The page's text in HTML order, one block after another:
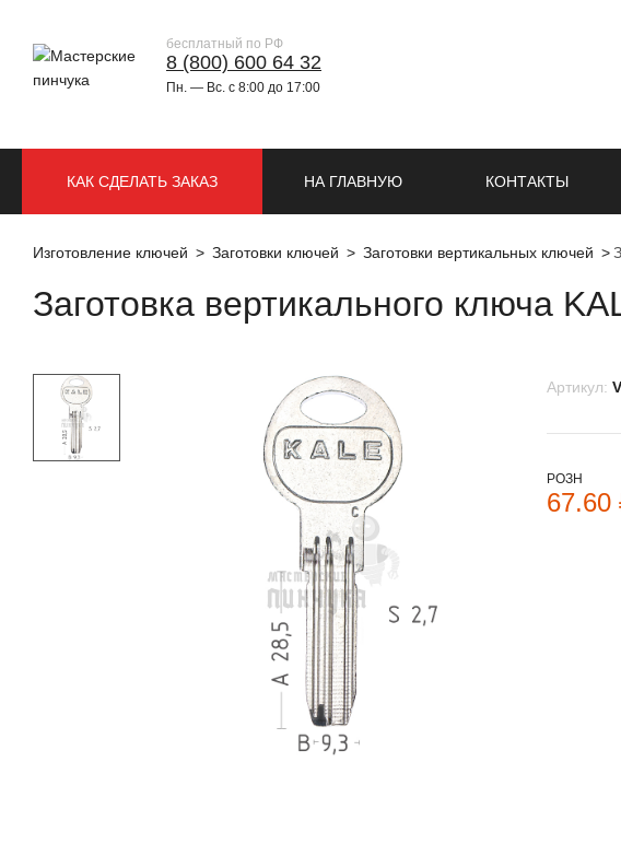
бесплатный по РФ
8 (800) 600 64 32
Пн. — Вс. с 8:00 до 17:00
НА ГЛАВНУЮ КОНТАКТЫ
КАК СДЕЛАТЬ ЗАКАЗ
Изготовление ключей Заготовки ключей Заготовки вертикальных ключей
Заготовка вертикального ключа
Артикул:
РОЗН
67.60